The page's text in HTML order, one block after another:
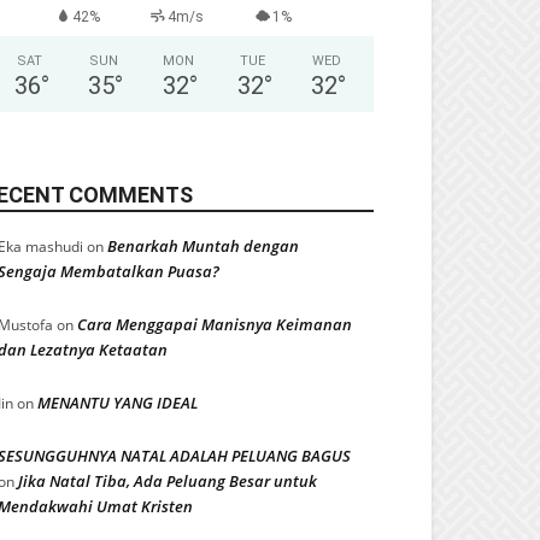
42% 4m/s 1%
SAT
36°
SUN
35°
MON
32°
TUE
32°
WED
32°
COMMENTS
mashudi onBenarkah Muntah dengan
Membatalkan Puasa?
onCara Menggapai Manisnya Keimanan
Lezatnya Ketaatan
onMENANTU YANG IDEAL
NATAL ADALAH PELUANG BAGUS
Jika Natal Tiba, Ada Peluang Besar untuk
Umat Kristen